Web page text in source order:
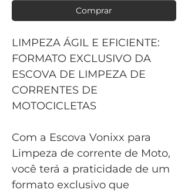
Comprar
LIMPEZA ÁGIL E EFICIENTE:
FORMATO EXCLUSIVO DA
ESCOVA DE LIMPEZA DE
CORRENTES DE
MOTOCICLETAS
Com a Escova Vonixx para
Limpeza de corrente de Moto,
você terá a praticidade de um
formato exclusivo que